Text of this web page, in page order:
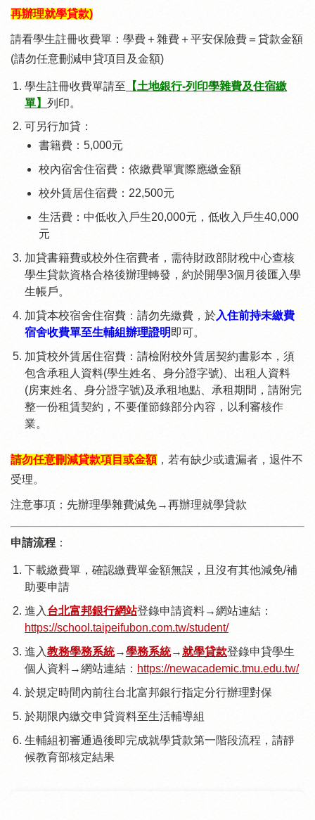
再辦理就學貸款)
請看學生註冊收費單：學費＋雜費＋平安保險費＝貸款金額
(請勿任意刪減申貸項目及金額)
學生註冊收費單請至 【土地銀行-列印學雜費及住宿繳
單】 列印。
可另行加貸：
書籍費：5,000元
校內宿舍住宿費：依繳費單實際應繳金額
校外賃居住宿費：22,500元
生活費：中低收入戶生20,000元，低收入戶生40,000
元
加貸書籍費或校外住宿費者，需待財政部財稅中心查核
學生貸款資格合格後辦理轉發，約於開學3個月後匯入學
生帳戶。
加貸本校宿舍住宿費：請勿先繳費，於入住前持未繳費
宿舍收費單至生輔組辦理證明 即可。
加貸校外賃居住宿費：請檢附校外賃居契約書影本，須
包含承租人資料(學生姓名、身分證字號)、出租人資料
(房東姓名、身分證字號)及承租地點、承租期間，請附完
整一份租賃契約，不要僅節錄部分內容，以利審核作
業。
請勿任意刪減貸款項目或金額，若有缺少或遺漏者，退件不
受理。
注意事項：先辦理學雜費減免→再辦理就學貸款
申請流程 ：
下載繳費單，確認繳費單金額無誤，且沒有其他減免/補
助要申請
進入 台北富邦銀行網站登錄申請資料→網站連結：
https://school.taipeifubon.com.tw/student/
進入教務學務系統→學務系統→就學貸款登錄申貸學生
個人資料→網站連結： https://newacademic.tmu.edu.tw/
於規定時間內前往台北富邦銀行指定分行辦理對保
於期限內繳交申貸資料至生活輔導組
生輔組初審通過後即完成就學貸款第一階段流程，請靜
候教育部核定結果